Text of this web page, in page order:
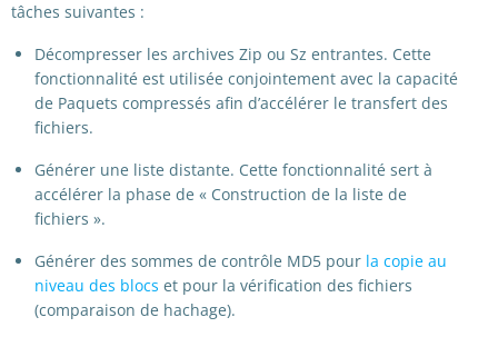
tâches suivantes :
Décompresser les archives Zip ou Sz entrantes. Cette
fonctionnalité est utilisée conjointement avec la capacité
de Paquets compressés afin d’accélérer le transfert des
fichiers.
Générer une liste distante. Cette fonctionnalité sert à
accélérer la phase de « Construction de la liste de
fichiers ».
Générer des sommes de contrôle MD5 pour la copie au
niveau des blocs et pour la vérification des fichiers
(comparaison de hachage).